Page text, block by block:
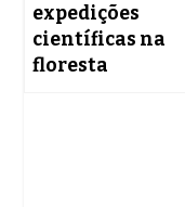
expedições
científicas na
floresta